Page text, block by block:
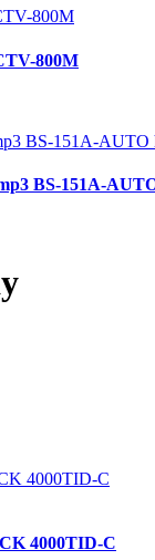
800M
BS-151A-
4000TID-C